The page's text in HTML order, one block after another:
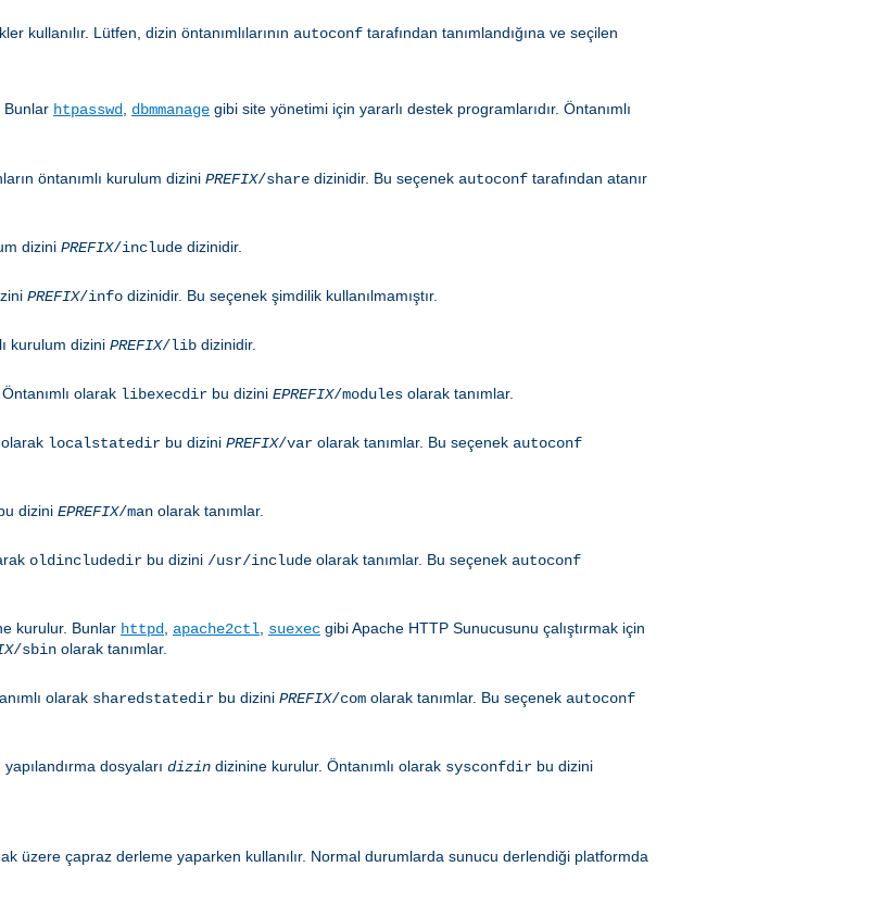
kullanılır. Lütfen, dizin öntanımlılarının autoconf tarafından tanımlandığına ve seçilen
Bunlar htpasswd dbmmanage gibi site yönetimi için yararlı destek programlarıdır. Öntanımlı
öntanımlı kurulum dizini PREFIX/share dizinidir. Bu seçenek autoconf tarafından atanır
dizini PREFIX/include dizinidir.
PREFIX/info dizinidir. Bu seçenek şimdilik kullanılmamıştır.
kurulum dizini PREFIX/lib dizinidir.
olarak libexecdir bu dizini EPREFIX/modules olarak tanımlar.
localstatedir bu dizini PREFIX/var olarak tanımlar. Bu seçenek autoconf
dizini EPREFIX/man olarak tanımlar.
oldincludedir bu dizini /usr/include olarak tanımlar. Bu seçenek autoconf
kurulur. Bunlar httpd apache2ctl suexec gibi Apache HTTP Sunucusunu çalıştırmak için
/sbin olarak tanımlar.
olarak sharedstatedir bu dizini PREFIX/com olarak tanımlar. Bu seçenek autoconf
dosyaları dizin dizinine kurulur. Öntanımlı olarak sysconfdir bu dizini
üzere çapraz derleme yaparken kullanılır. Normal durumlarda sunucu derlendiği platformda